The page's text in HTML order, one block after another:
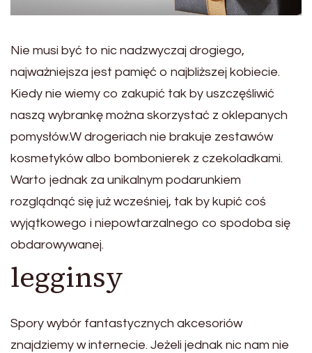
Nie musi być to nic nadzwyczaj drogiego,
najważniejsza jest pamięć o najbliższej kobiecie.
Kiedy nie wiemy co zakupić tak by uszczęśliwić
naszą wybrankę można skorzystać z oklepanych
pomysłów.W drogeriach nie brakuje zestawów
kosmetyków albo bombonierek z czekoladkami.
Warto jednak za unikalnym podarunkiem
rozglądnąć się już wcześniej, tak by kupić coś
wyjątkowego i niepowtarzalnego co spodoba się
obdarowywanej.
legginsy
Spory wybór fantastycznych akcesoriów
znajdziemy w internecie. Jeżeli jednak nic nam nie